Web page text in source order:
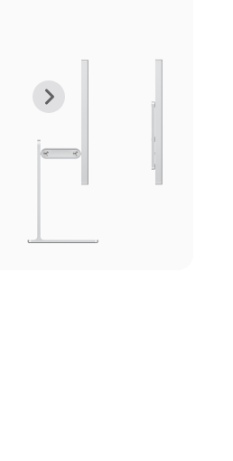
上
张
下
张